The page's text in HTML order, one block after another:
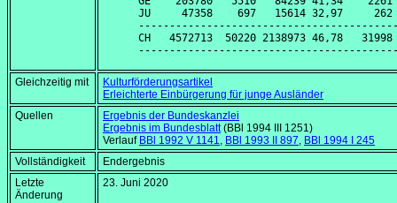
JU     47358    697   15614 32,97
CH   4572713  50220 2138973 46,78
Gleichzeitig mit
Kulturförderungsartikel
Erleichterte Einbürgerung für junge Ausländer
Quellen
Ergebnis der Bundeskanzlei
Ergebnis im Bundesblatt(BBl 1994 III 1251)
Verlauf BBl 1992 V 1141, BBl 1993 II 897, BBl 1994 I 245
Vollständigkeit
Endergebnis
Letzte
Änderung
23. Juni 2020